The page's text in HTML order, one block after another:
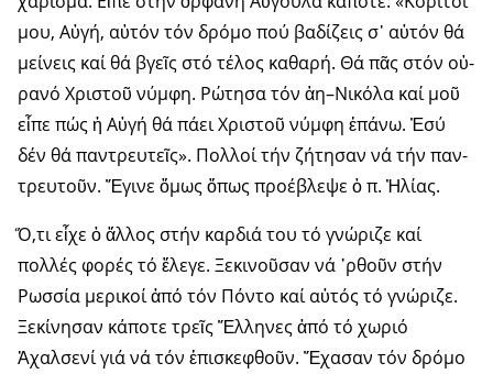
μου, Αὐ­γή, αὐ­τόν τόν δρό­μο πού βα­δί­ζεις σ᾿ αὐ­τόν θά
μεί­νεις καί θά βγεῖς στό τέ­λος κα­θα­ρή. Θά πᾶς στόν οὐ­
ρα­νό Χρι­στοῦ νύμ­φη. Ρώ­τη­σα τόν ἁ­η–Νι­κό­λα καί μοῦ
εἶ­πε πώς ἡ Αὐ­γή θά πά­ει Χρι­στοῦ νύμ­φη ἐ­πά­νω. Ἐ­σύ
δέν θά παν­τρευ­τεῖς». Πολ­λοί τήν ζή­τη­σαν νά τήν παν­
τρευ­τοῦν. Ἔγι­νε ὅμως ὅπως προ­έ­βλε­ψε ὁ π. Ἠλί­ας.
Ὅ,τι εἶχε ὁ ἄλλος στήν καρδιά του τό γνώριζε καί
πολλές φορές τό ἔλεγε. Ξεκινοῦσαν νά ᾿ρθοῦν στήν
Ρωσσία μερικοί ἀπό τόν Πόντο καί αὐτός τό γνώριζε.
Ξεκίνησαν κάποτε τρεῖς Ἕλληνες ἀπό τό χωριό
Ἀχαλσενί γιά νά τόν ἐπισκεφθοῦν. Ἔχασαν τόν δρόμο